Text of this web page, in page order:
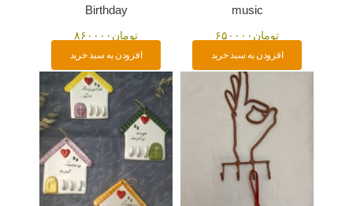
music
تومان ۶۵۰۰۰۰
افزودن به سبد خرید
Birthday
تومان ۸۶۰۰۰۰
افزودن به سبد خرید